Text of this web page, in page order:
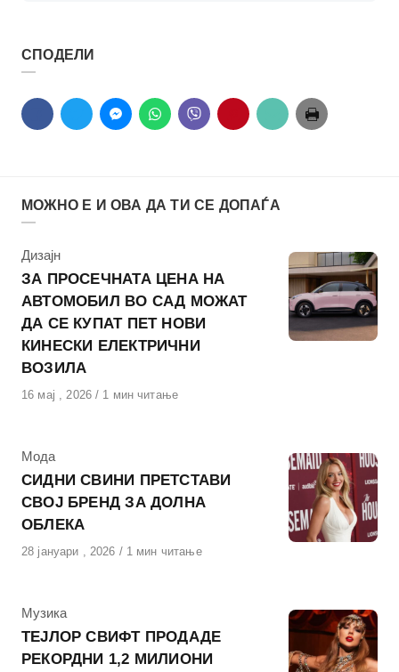
СПОДЕЛИ
МОЖНО Е И ОВА ДА ТИ СЕ ДОПАЃА
КАтегорија
Дизајн
ЗА ПРОСЕЧНАТА ЦЕНА НА
АВТОМОБИЛ ВО САД МОЖАТ
ДА СЕ КУПАТ ПЕТ НОВИ
КИНЕСКИ ЕЛЕКТРИЧНИ
ВОЗИЛА
Објавено
16 мај , 2026 1 мин читање
КАтегорија
Мода
СИДНИ СВИНИ ПРЕТСТАВИ
СВОЈ БРЕНД ЗА ДОЛНА
ОБЛЕКА
Објавено
28 јануари , 2026 1 мин читање
КАтегорија
Музика
ТЕЈЛОР СВИФТ ПРОДАДЕ
РЕКОРДНИ 1,2 МИЛИОНИ